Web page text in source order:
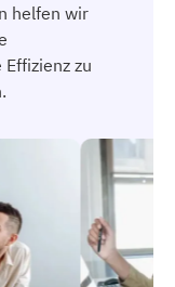
helfen wir
zu